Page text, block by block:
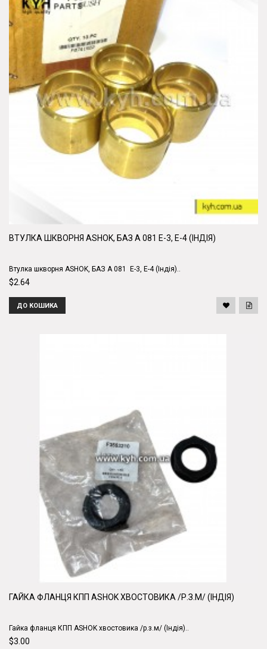
ВТУЛКА ШКВОРНЯ ASHOK, БАЗ А 081 E-3, E-4 (ІНДІЯ)
Втулка шкворня ASHOK, БАЗ А 081 E-3, E-4 (Індія)..
$2.64
ДО КОШИКА
ГАЙКА ФЛАНЦЯ КПП ASHOK ХВОСТОВИКА /Р.З.М/ (ІНДІЯ)
Гайка фланця КПП ASHOK хвостовика /р.з.м/ (Індія)..
$3.00